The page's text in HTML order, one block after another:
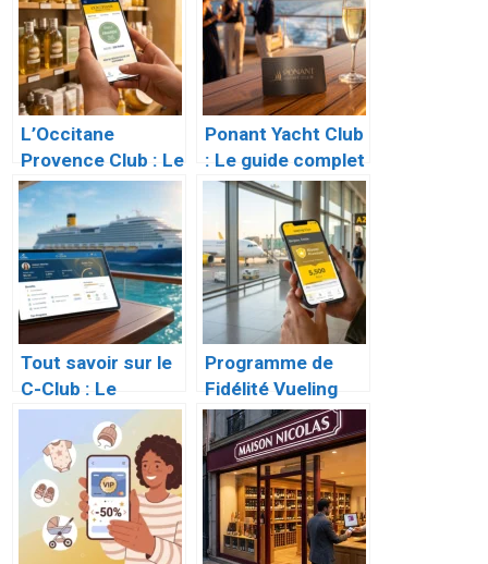
L’Occitane
Provence Club : Le
Guide Complet du
Programme de
Fidélité
Ponant Yacht Club
: Le guide complet
du programme de
d’exception
Tout savoir sur le
C-Club : Le
programme de
fidélité de Costa
Croisières
Programme de
Fidélité Vueling
Club : Le Guide
Complet